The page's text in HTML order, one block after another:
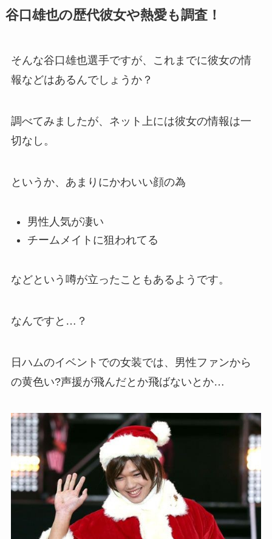
谷口雄也の歴代彼女や熱愛も調査！
そんな谷口雄也選手ですが、これまでに彼女の情
報などはあるんでしょうか？
調べてみましたが、ネット上には彼女の情報は一
切なし。
というか、あまりにかわいい顔の為
男性人気が凄い
チームメイトに狙われてる
などという噂が立ったこともあるようです。
なんですと…？
日ハムのイベントでの女装では、男性ファンから
の黄色い?声援が飛んだとか飛ばないとか…